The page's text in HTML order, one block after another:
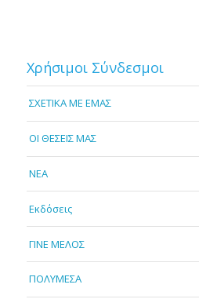
Χρήσιμοι Σύνδεσμοι
ΣΧΕΤΙΚΑ ΜΕ ΕΜΑΣ
OI ΘΕΣΕΙΣ ΜΑΣ
NEA
Εκδόσεις
ΓΙΝΕ ΜΕΛΟΣ
ΠΟΛΥΜΕΣΑ